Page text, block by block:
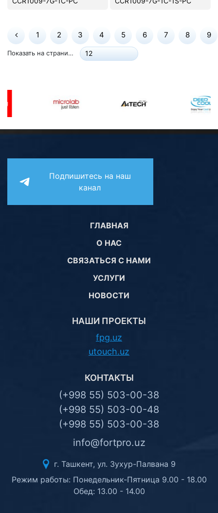
1 2 3 4 5 6 7 8 9
Показать на странице: 12
Подпишитесь на наш
канал
ГЛАВНАЯ
О НАС
СВЯЗАТЬСЯ С НАМИ
УСЛУГИ
НОВОСТИ
НАШИ ПРОЕКТЫ
fpg.uz
utouch.uz
КОНТАКТЫ
(+998 55) 503-00-38
(+998 55) 503-00-48
(+998 55) 503-00-38
info@fortpro.uz
г. Ташкент, ул. Зухур-Палвана 9
Режим работы: Понедельник-Пятница 9.00 - 18.00
Обед: 13.00 - 14.00